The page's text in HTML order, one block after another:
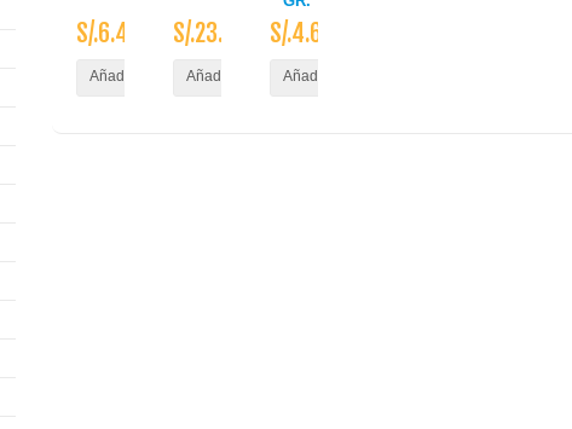
S/.6.40
Añadir al Carrito
S/.23.50
Añadir al Carrito
S/.4.60
Añadir al Carrito